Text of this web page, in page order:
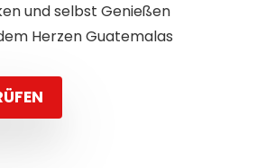
und selbst Genießen
Herzen Guatemalas